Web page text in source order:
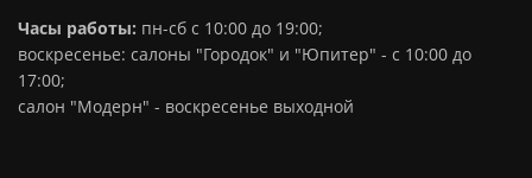
Часы работы: пн-сб с 10:00 до 19:00;
воскресенье: салоны "Городок" и "Юпитер" - с 10:00 до
17:00;
салон "Модерн" - воскресенье выходной